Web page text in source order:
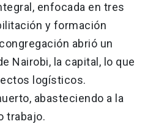
enfocada en tres
y formación
abrió un
Nairobi, la capital, lo que
logísticos.
abasteciendo a la
trabajo.